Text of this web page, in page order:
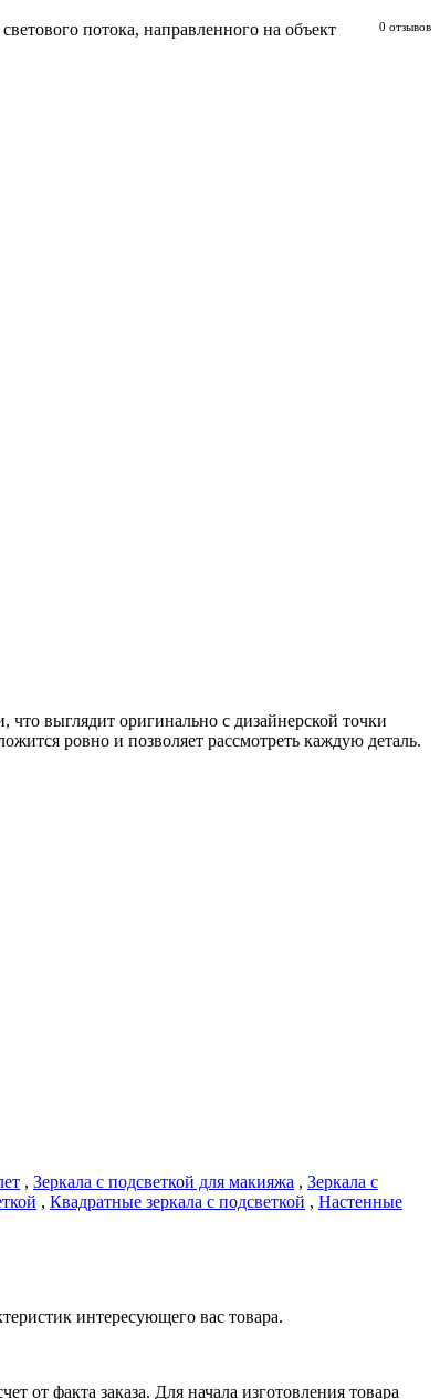
0 отзывов
потока, направленного на объект
выглядит оригинально с дизайнерской точки
ровно и позволяет рассмотреть каждую деталь.
, Зеркала с подсветкой для макияжа , Зеркала с
, Квадратные зеркала с подсветкой , Настенные
интересующего вас товара.
от факта заказа. Для начала изготовления товара